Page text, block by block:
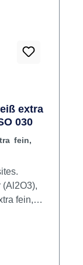
extra
030
fein,
(Al2O3),
fein,